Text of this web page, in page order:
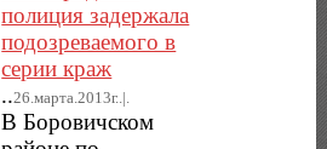
полиция задержала
подозреваемого в
серии краж
..26.марта.2013г..|.
В Боровичском